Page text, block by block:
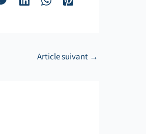
Article suivant →